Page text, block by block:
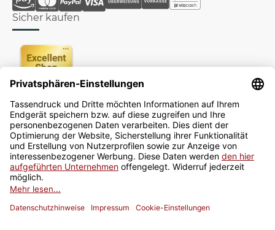
Sicher kaufen
Newsletter